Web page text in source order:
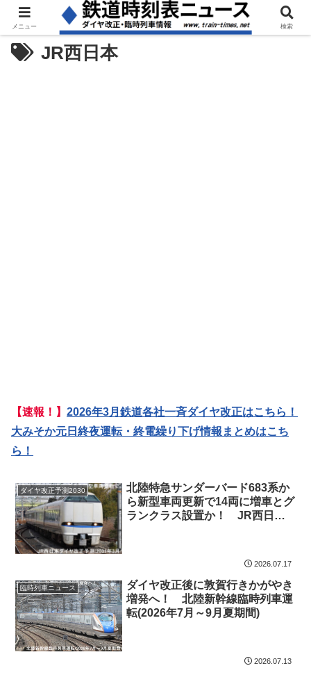
JR西日本
【速報！】 2026年3月鉄道各社一斉ダイヤ改正はこちら！
大みそか元日終夜運転・終電繰り下げ情報まとめはこち
ら！
ダイヤ改正予測2030
北陸特急サンダーバード683系か
ら新型車両更新で14両に増車とグ
ランクラス設置か！ JR西日本
2026.07.17
臨時列車ニュース
ダイヤ改正後に敦賀行きかがやき
増発へ！ 北陸新幹線臨時列車運
転(2026年7月～9月夏期間)
2026.07.13
メニュー 検索